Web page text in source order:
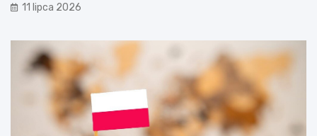
11 lipca 2026